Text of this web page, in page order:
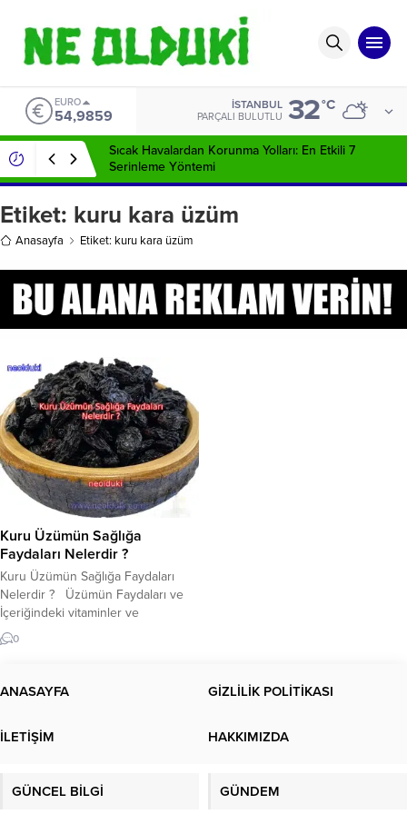
EURO
54,9859
İSTANBUL
PARÇALI BULUTLU 32°C
Sıcak Havalardan Korunma Yolları: En Etkili 7
Serinleme Yöntemi
Etiket: kuru kara üzüm
Anasayfa Etiket: kuru kara üzüm
Kuru Üzümün Sağlığa
Faydaları Nelerdir ?
Kuru Üzümün Sağlığa Faydaları
Nelerdir ? Üzümün Faydaları ve
İçeriğindeki vitaminler ve
minerallerle sağlığımıza katkıları
nelerdir? Kuru üzüm, taze
kurutulmuş bir meyvedir.
fayda sağlar. İşte kuru üzümün
nedeniyle...
0
ANASAYFA GİZLİLİK POLİTİKASI
İLETİŞİM HAKKIMIZDA
GÜNCEL BİLGİ GÜNDEM